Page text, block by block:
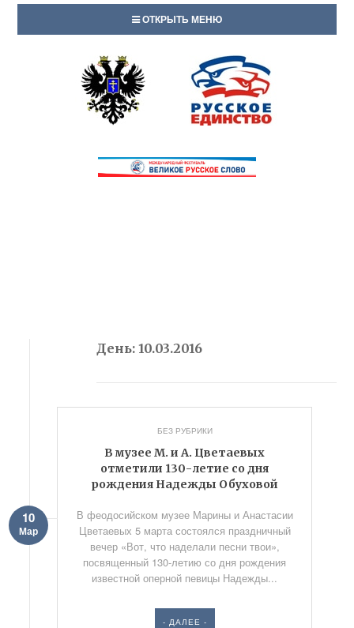
ОТКРЫТЬ МЕНЮ
День:10.03.2016
БЕЗ РУБРИКИ
В музее М. и А. Цветаевых
отметили 130-летие со дня
рождения Надежды Обуховой
10
Мар
В феодосийском музее Марины и Анастасии
Цветаевых 5 марта состоялся праздничный
вечер «Вот, что наделали песни твои»,
посвященный 130-летию со дня рождения
известной оперной певицы Надежды...
- ДАЛЕЕ -